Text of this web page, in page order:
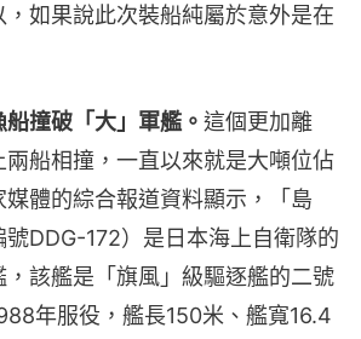
如果說此次裝船純屬於意外是在
撞破「大」軍艦。 這個更加離
船相撞，一直以來就是大噸位佔
體的綜合報道資料顯示，「島
DDG-172）是日本海上自衛隊的
該艦是「旗風」級驅逐艦的二號
年服役，艦長150米、艦寬16.4